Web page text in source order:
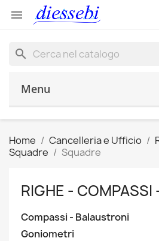

search
Menu
Home Cancelleria e Ufficio
Squadre
Squadre
RIGHE - COMPASSI
Compassi - Balaustroni
Goniometri